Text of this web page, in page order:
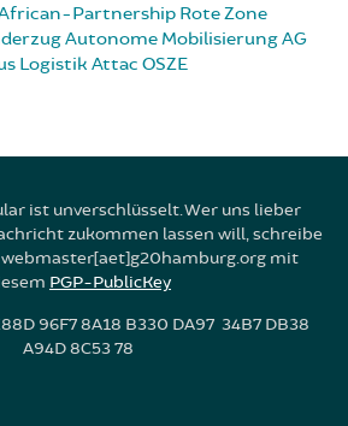
Partnership Rote Zone
Autonome MobilisierungAG
Logistik Attac OSZE
ist unverschlüsselt. Wer uns lieber
zukommen lassen will, schreibe
mit
PGP-PublicKey
96F7 8A18 B330 DA97 34B7 DB38
A94D 8C53 78